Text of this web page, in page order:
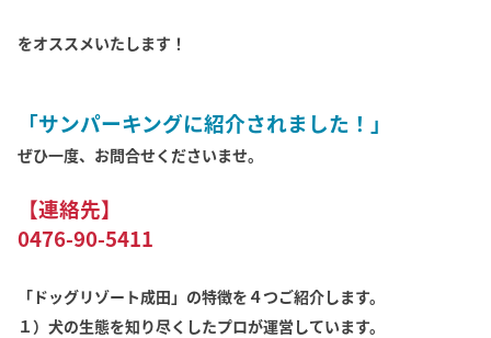
をオススメいたします！
「サンパーキングに紹介されました！」
ぜひ一度、お問合せくださいませ。
【連絡先】
0476-90-5411
「ドッグリゾート成田」の特徴を４つご紹介します。
１）犬の生態を知り尽くしたプロが運営しています。